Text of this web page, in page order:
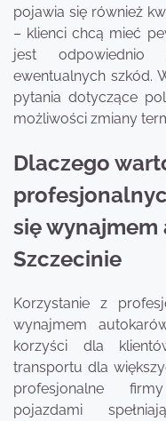
pojawia się również
– klienci chcą mieć
jest odpowiednio
ewentualnych szkód.
pytania dotyczące
możliwości zmiany
Dlaczego
się
Szczecinie
Korzystanie z
wynajmem
korzyści dla
transportu dla
profesjonalne
pojazdami